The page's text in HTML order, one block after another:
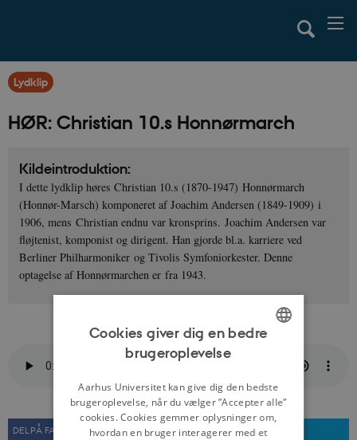
Lydklip
HØR: Christian 10.s Honnørmarch
Kildeintroduktion:
I dette lydklip høres Christian 10.s (1870-1947) Honnørmarch
(Honnør-Marsch) komponeret af Joachim Andersen (1849-1909) i
1906, mens Christian endnu var kronsprins. Joachim Andersen var
fløjtenist, komponist og dirigent. Han gjorde bl.a. karriere ved
Berliner Philharmoniker og Tivolis Symfoniorkester. Denne
optagelse af Honnørmarchen er fra 1943.
DEL PÅ FACEBOOK
DEL PÅ TWITTER
DANISH
Cookies giver dig en bedre
brugeroplevelse
Aarhus Universitet kan give dig den bedste
brugeroplevelse, når du vælger ”Accepter alle”
cookies. Cookies gemmer oplysninger om,
hvordan en bruger interagerer med et